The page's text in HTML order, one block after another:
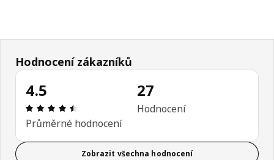
Hodnocení zákazníků
4.5
Hodnocení výrobku: 4.5 z 5 hvězdičky/
Průměrné hodnocení
27
Hodnocení
Zobrazit všechna hodnocení